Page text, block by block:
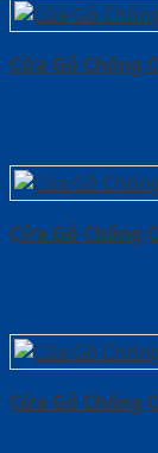
Cửa Gỗ Chống
Cửa Gỗ Chống
Cửa Gỗ Chống